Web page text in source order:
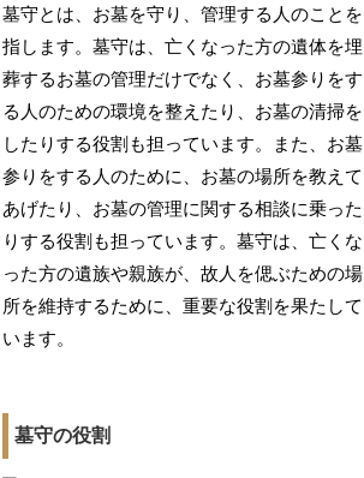
墓守とは、お墓を守り、管理する人のことを
指します。墓守は、亡くなった方の遺体を埋
葬するお墓の管理だけでなく、お墓参りをす
る人のための環境を整えたり、お墓の清掃を
したりする役割も担っています。また、お墓
参りをする人のために、お墓の場所を教えて
あげたり、お墓の管理に関する相談に乗った
りする役割も担っています。墓守は、亡くな
った方の遺族や親族が、故人を偲ぶための場
所を維持するために、重要な役割を果たして
います。
墓守の役割